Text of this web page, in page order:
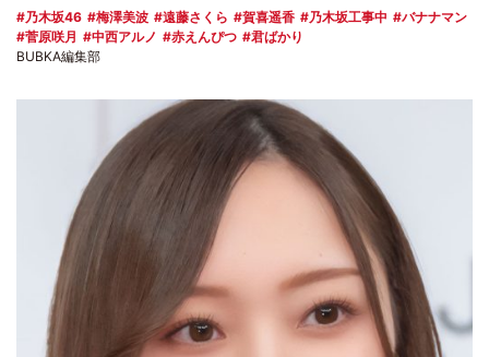
乃木坂46 梅澤美波 遠藤さくら 賀喜遥香 乃木坂工事中
バナナマン
菅原咲月
中西アルノ 赤えんぴつ
君ばかり
BUBKA編集部